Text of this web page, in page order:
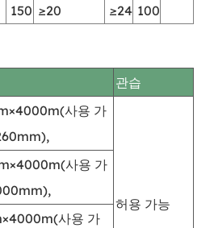
150 ≥20 ≥24 100
관습
사용 가
허용 가능
사용 가
사용 가